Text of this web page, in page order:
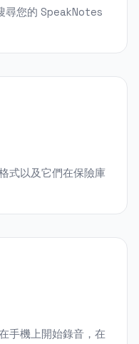
尋您的 SpeakNotes
式以及它們在保險庫
手機上開始錄音，在